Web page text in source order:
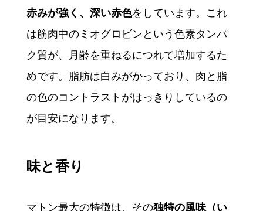
赤みが強く、深い赤色をしています。これ
は筋肉中のミオグロビンという色素タンパ
ク質が、月齢を重ねるにつれて増加するた
めです。脂肪は白みがかっており、肉と脂
の色のコントラストがはっきりしているの
が目安になります。
味と香り
マトン最大の特徴は、その独特の風味（い